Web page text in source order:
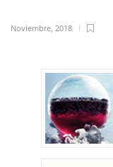
Noviembre, 2018